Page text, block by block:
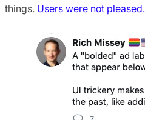
things. Users were not pleased.